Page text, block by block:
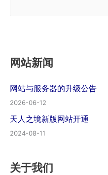
网站新闻
网站与服务器的升级公告
2026-06-12
天人之境新版网站开通
2024-08-11
关于我们